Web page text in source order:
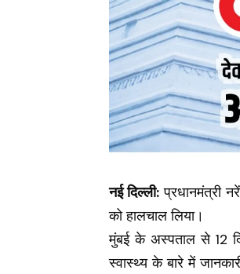
नई दिल्ली: प्रधानमंत्री
को हालचाल लिया।
मुंबई के अस्पताल से 12
स्वास्थ्य के बारे में